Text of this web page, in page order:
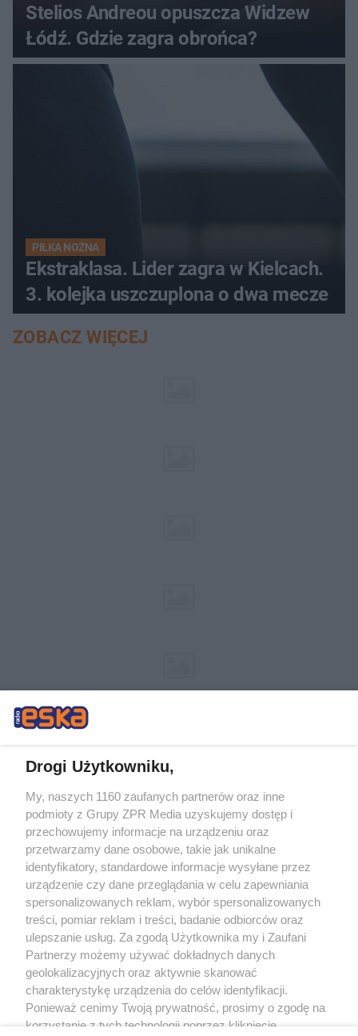
Stelios Andreou opuszcza Widzew
Łódź. Gdzie zagra obrońca?
PIŁKA NOŻNA
Ekstraklasa. Lider zagra w Kielcach.
3. kolejka uszczuplona o dwa mecze
ZOBACZ WIĘCEJ
Żaden utwór zamieszczony w serwisie nie może być powielany i
rozpowszechniany lub dalej rozpowszechniany w jakikolwiek sposób (w
tym także elektroniczny lub mechaniczny) na jakimkolwiek polu
eksploatacji w jakiejkolwiek formie, włącznie z umieszczaniem w Internecie
bez pisemnej zgody właściciela praw. Jakiekolwiek użycie lub
wykorzystanie utworów w całości lub w części z naruszeniem prawa, tzn.
bez właściwej zgody, jest zabronione pod groźbą kary i może być ścigane
prawnie.
O nas
Drogi Użytkowniku,
My, naszych 1160 zaufanych partnerów oraz inne
podmioty z Grupy ZPR Media uzyskujemy dostęp i
przechowujemy informacje na urządzeniu oraz
przetwarzamy dane osobowe, takie jak unikalne
identyfikatory, standardowe informacje wysyłane przez
urządzenie czy dane przeglądania w celu zapewniania
spersonalizowanych reklam, wybór spersonalizowanych
treści, pomiar reklam i treści, badanie odbiorców oraz
ulepszanie usług. Za zgodą Użytkownika my i Zaufani
Partnerzy możemy używać dokładnych danych
geolokalizacyjnych oraz aktywnie skanować
charakterystykę urządzenia do celów identyfikacji.
Ponieważ cenimy Twoją prywatność, prosimy o zgodę na
korzystanie z tych technologii poprzez kliknięcie